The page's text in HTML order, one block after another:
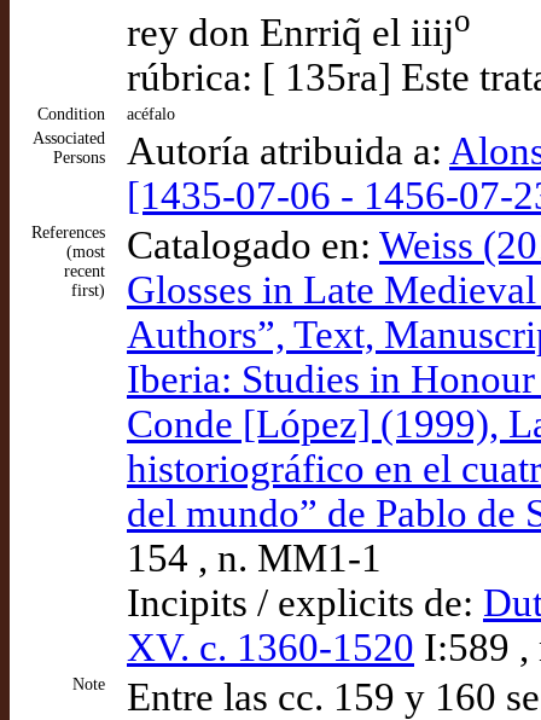
rey don Enrriq̃ el iiijo
rúbrica: [ 135ra] Este
Condition
acéfalo
Associated
Persons
Autoría atribuida a:
[1435-07-06 - 1456-07-
References
(most
recent
first)
Catalogado en: Weiss
Glosses in Late
Authors”, Text,
Iberia: Studies in
Conde [López] (1999),
historiográfico en el
del mundo” de Pablo
154 , n. MM1-1
Incipits / explicits de:
XV. c. 1360-1520 I:589
Note Entre las cc. 159 y 160